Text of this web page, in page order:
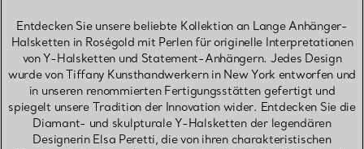
Entdecken Sie unsere beliebte Kollektion an Lange Anhänger-
Halsketten in Roségold mit Perlen für originelle Interpretationen
von Y-Halsketten und Statement-Anhängern. Jedes Design
wurde von Tiffany Kunsthandwerkern in New York entworfen und
in unseren renommierten Fertigungsstätten gefertigt und
spiegelt unsere Tradition der Innovation wider. Entdecken Sie die
Diamant- und skulpturale Y-Halsketten der legendären
Designerin Elsa Peretti, die von ihren charakteristischen